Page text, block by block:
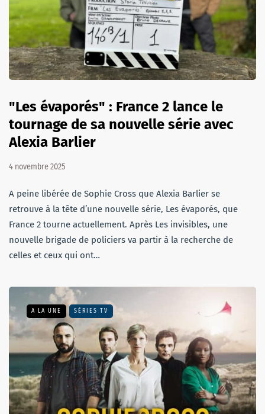
"Les évaporés" : France 2 lance le
tournage de sa nouvelle série avec
Alexia Barlier
4 novembre 2025
A peine libérée de Sophie Cross que Alexia Barlier se
retrouve à la tête d’une nouvelle série, Les évaporés, que
France 2 tourne actuellement. Après Les invisibles, une
nouvelle brigade de policiers va partir à la recherche de
celles et ceux qui ont…
A LA UNE SÉRIES TV